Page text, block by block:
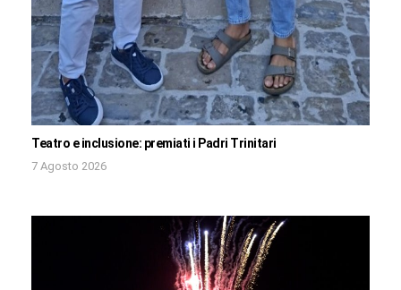
Teatro e inclusione: premiati i Padri Trinitari
7 Agosto 2026